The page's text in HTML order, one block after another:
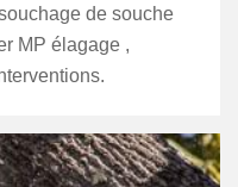
de souche
MP élagage ,